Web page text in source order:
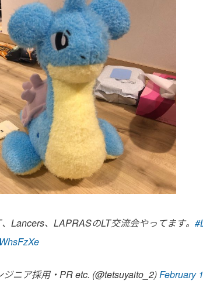
Lancers、LAPRASのLT交流会やってます。
ニア採用・PR etc. (@tetsuyaito_2)February